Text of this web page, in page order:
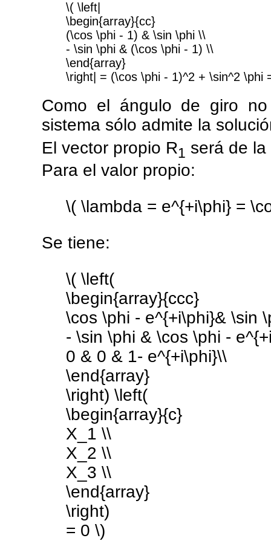
\( \left|
\begin{array}{cc}
(\cos \phi - 1) & \sin \phi \\
- \sin \phi & (\cos \phi - 1) \\
\end{array}
\right| = (\cos \phi - 1)^2 + \sin^2 \phi
Como el ángulo de giro
sistema sólo admite la
El vector propio R1 será de la
Para el valor propio:
\( \lambda = e^{+i\phi} =
Se tiene:
\( \left(
\begin{array}{ccc}
\cos \phi - e^{+i\phi}& \sin
- \sin \phi & \cos \phi -
0 & 0 & 1- e^{+i\phi}\\
\end{array}
\right) \left(
\begin{array}{c}
X_1 \\
X_2 \\
X_3 \\
\end{array}
\right)
= 0 \)